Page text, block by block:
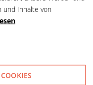
und Inhalte von